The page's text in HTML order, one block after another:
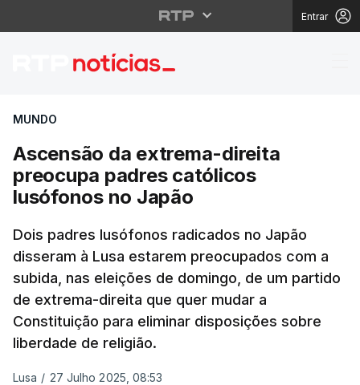
Entrar
Ascensão da
MUNDO
Ascensão da extrema-direita
preocupa padres católicos
lusófonos no Japão
Dois padres lusófonos radicados no Japão
disseram à Lusa estarem preocupados com a
subida, nas eleições de domingo, de um partido
de extrema-direita que quer mudar a
Constituição para eliminar disposições sobre
liberdade de religião.
Lusa / 27 Julho 2025, 08:53